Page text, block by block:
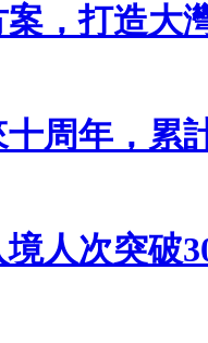
，打造大
周年，累
人次突破